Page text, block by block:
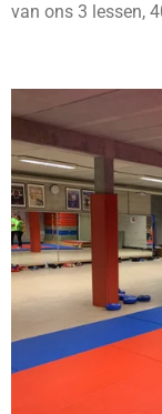
van ons 3 lessen,